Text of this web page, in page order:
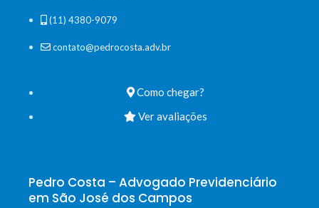
(11) 4380-9079
contato@pedrocosta.adv.br
Como chegar?
Ver avaliações
Pedro Costa – Advogado Previdenciário
em São José dos Campos